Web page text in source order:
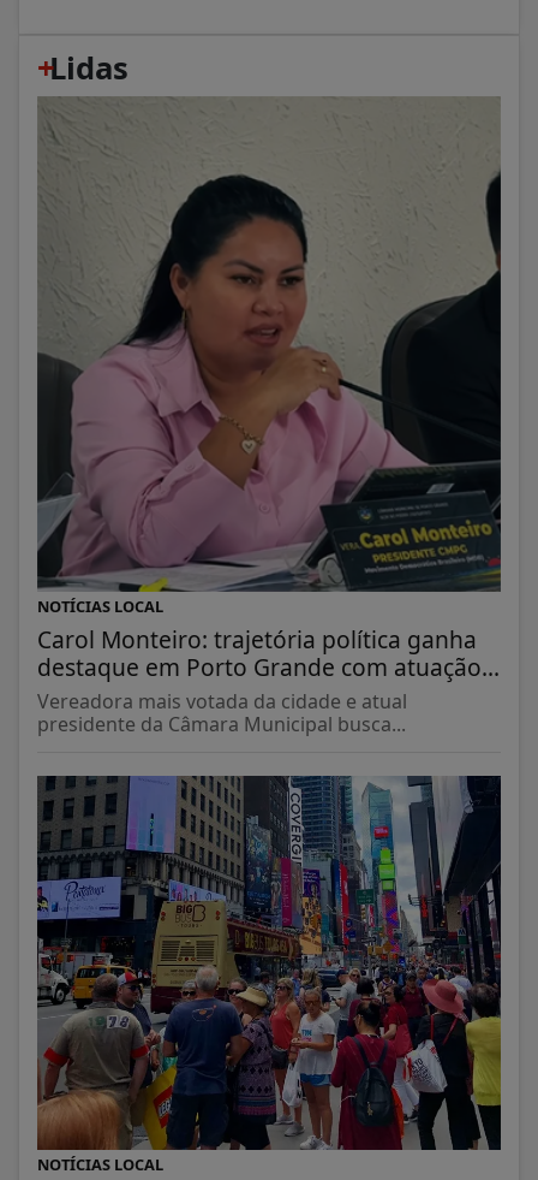
+
Lidas
NOTÍCIAS LOCAL
Carol Monteiro: trajetória política ganha
destaque em Porto Grande com atuação...
Vereadora mais votada da cidade e atual
presidente da Câmara Municipal busca...
NOTÍCIAS LOCAL